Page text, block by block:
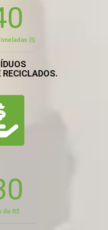
(t)
RECICLADOS.
de R$